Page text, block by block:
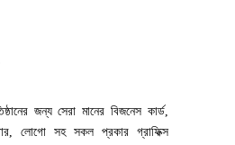
জন্য সেরা মানের বিজনেস কার্ড,
লোগো সহ সকল প্রকার গ্রাফিক্স